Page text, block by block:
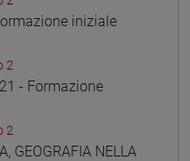
iniziale
2
- Formazione
2
GEOGRAFIA NELLA